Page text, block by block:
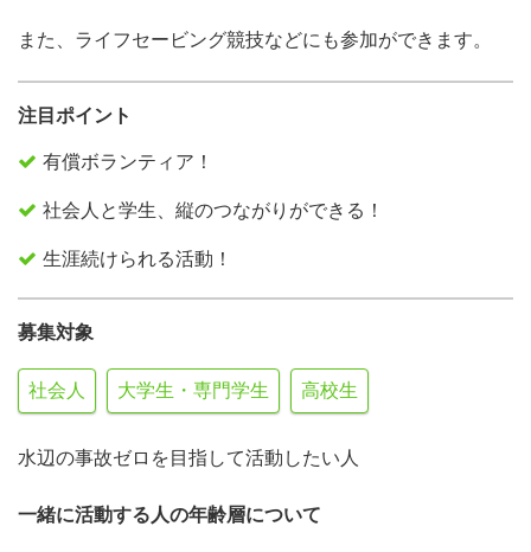
また、ライフセービング競技などにも参加ができます。
注目ポイント
有償ボランティア！
社会人と学生、縦のつながりができる！
生涯続けられる活動！
募集対象
社会人 大学生・専門学生 高校生
水辺の事故ゼロを目指して活動したい人
一緒に活動する人の年齢層について